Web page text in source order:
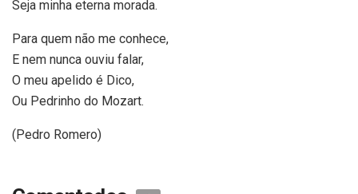
Seja minha eterna morada.
Para quem não me conhece,
E nem nunca ouviu falar,
O meu apelido é Dico,
Ou Pedrinho do Mozart.
(Pedro Romero)